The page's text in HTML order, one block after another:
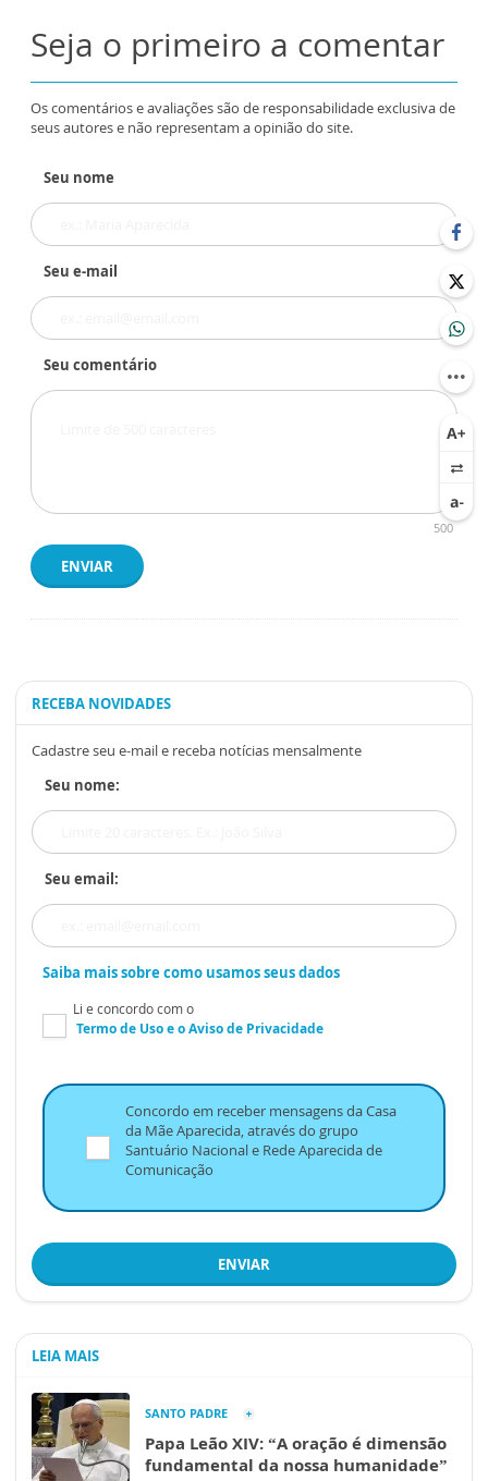
Seja o primeiro a comentar
Os comentários e avaliações são de responsabilidade exclusiva de
seus autores e não representam a opinião do site.
Seu nome
Seu e-mail
Seu comentário
500
ENVIAR
RECEBA NOVIDADES
Cadastre seu e-mail e receba notícias mensalmente
Seu nome:
Seu email:
Saiba mais sobre como usamos seus dados
Li e concordo com o
Termo de Usoe oAviso de Privacidade
Concordo em receber mensagens da Casa
da Mãe Aparecida, através do grupo
Santuário Nacional e Rede Aparecida de
Comunicação
ENVIAR
LEIA MAIS
SANTO PADRE
Papa Leão XIV: “A oração é dimensão
fundamental da nossa humanidade”